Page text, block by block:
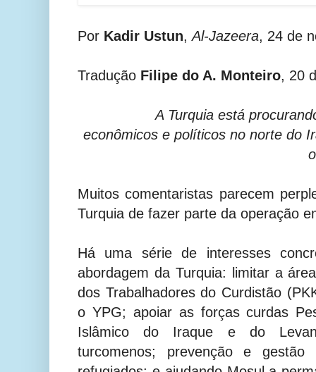
Por Kadir Ustun,Al-Jazeera, 24 de
Tradução Filipe do A. Monteiro, 20
A Turquia está
econômicos e políticos no norte do
Muitos comentaristas parecem
Turquia de fazer parte da operação
Há uma série de interesses
abordagem da Turquia: limitar a
dos Trabalhadores do Curdistão
o YPG; apoiar as forças curdas
Islâmico do Iraque e do
turcomenos; prevenção e